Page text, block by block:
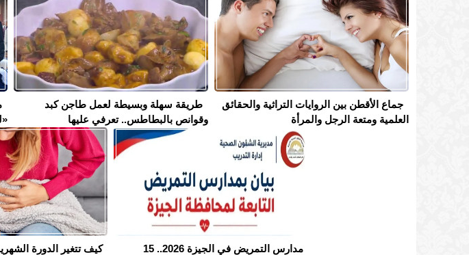
جماع الأقطن بين الروايات التراثية والحقائق
العلمية ومتعة الرجل والمرأة
طريقة سهلة وبسيطة لعمل طاجن كبد
وقوانص بالبطاطس.. تعرفي عليها
مدارس التمريض في الجيزة 2026.. 15
كيف تتغير الدورة